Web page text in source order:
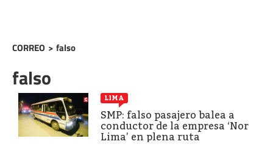
CORREO > falso
falso
LIMA
SMP: falso pasajero balea a
conductor de la empresa ‘Nor
Lima’ en plena ruta